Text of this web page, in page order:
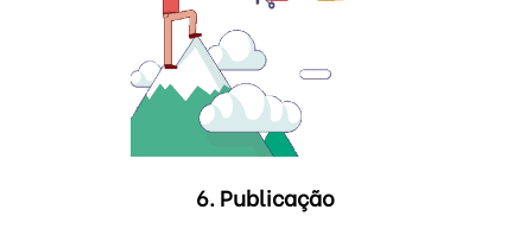
6. Publicação